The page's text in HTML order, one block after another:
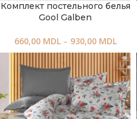
Комплект постельного белья
Gool Galben
660,00 MDL – 930,00 MDL